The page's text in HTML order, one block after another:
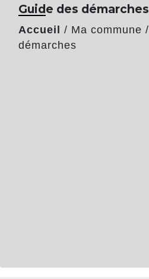
Guide des démarches
Accueil / Ma commune /
démarches